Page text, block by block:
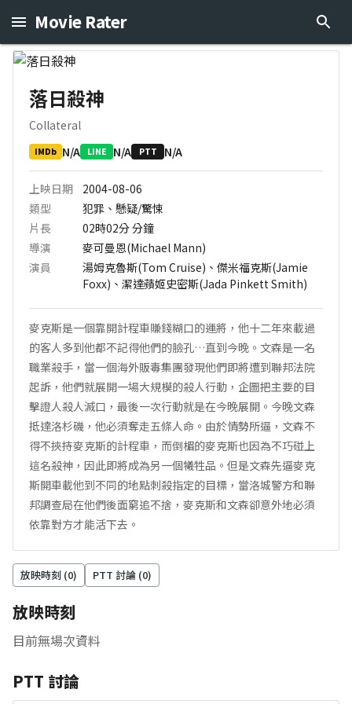
Movie Rater
落日殺神
Collateral
IMDb N/A LINE N/A PTT N/A
上映日期
2004-08-06
類型
犯罪、懸疑/驚悚
片長
02時02分分鐘
導演
麥可曼恩(Michael Mann)
演員
湯姆克魯斯(Tom Cruise)、傑米福克斯(Jamie
Foxx)、潔達蘋姬史密斯(Jada Pinkett Smith)
麥克斯是一個靠開計程車賺錢糊口的運將，他十二年來載過
的客人多到他都不記得他們的臉孔…直到今晚。文森是一名
職業殺手，當一個海外販毒集團發現他們即將遭到聯邦法院
起訴，他們就展開一場大規模的殺人行動，企圖把主要的目
擊證人殺人滅口，最後一次行動就是在今晚展開。今晚文森
抵達洛杉磯，他必須奪走五條人命。由於情勢所逼，文森不
得不挾持麥克斯的計程車，而倒楣的麥克斯也因為不巧碰上
這名殺神，因此即將成為另一個犧牲品。但是文森先逼麥克
斯開車載他到不同的地點刺殺指定的目標，當洛城警方和聯
邦調查局在他們後面窮追不捨，麥克斯和文森卻意外地必須
依靠對方才能活下去。
放映時刻 (0) PTT 討論 (0)
放映時刻
目前無場次資料
PTT 討論